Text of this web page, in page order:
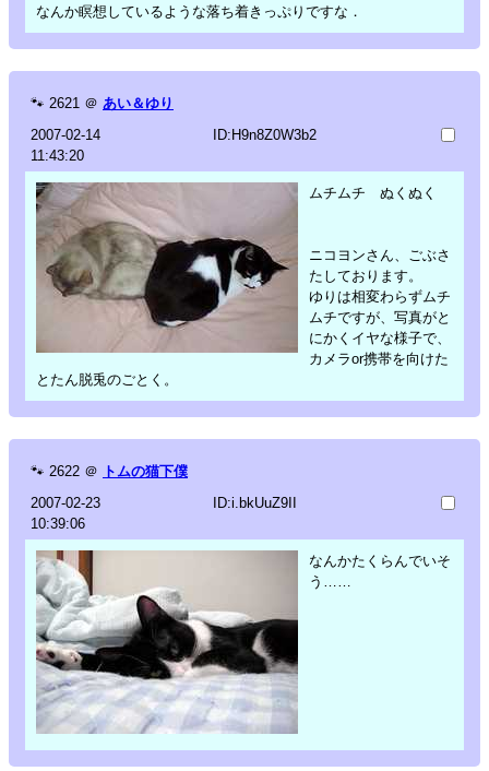
なんか瞑想しているような落ち着きっぷりですな．
🐾 2621 ＠ あい＆ゆり
2007-02-14
11:43:20
ID:H9n8Z0W3b2
ムチムチ ぬくぬく
ニコヨンさん、ごぶさ
たしております。
ゆりは相変わらずムチ
ムチですが、写真がと
にかくイヤな様子で、
カメラor携帯を向けた
とたん脱兎のごとく。
🐾 2622 ＠ トムの猫下僕
2007-02-23
10:39:06
ID:i.bkUuZ9II
なんかたくらんでいそ
う……